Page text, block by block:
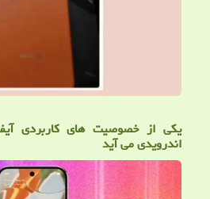
یکی از خصوصیت های کاربردی
اندرویدی می آید